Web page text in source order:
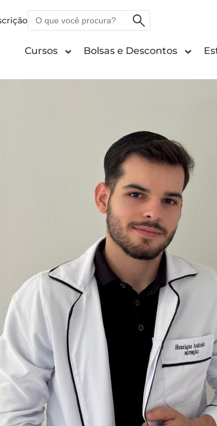
que
procura?
Cursos Bolsas e Descontos